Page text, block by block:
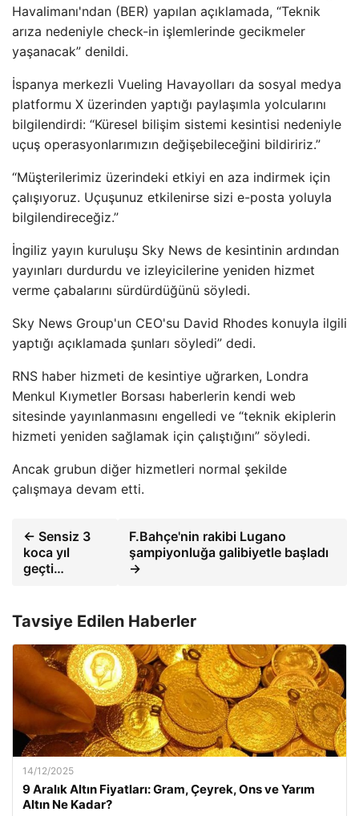
Havalimanı'ndan (BER) yapılan açıklamada, “Teknik
arıza nedeniyle check-in işlemlerinde gecikmeler
yaşanacak” denildi.
İspanya merkezli Vueling Havayolları da sosyal medya
platformu X üzerinden yaptığı paylaşımla yolcularını
bilgilendirdi: “Küresel bilişim sistemi kesintisi nedeniyle
uçuş operasyonlarımızın değişebileceğini bildiririz.”
“Müşterilerimiz üzerindeki etkiyi en aza indirmek için
çalışıyoruz. Uçuşunuz etkilenirse sizi e-posta yoluyla
bilgilendireceğiz.”
İngiliz yayın kuruluşu Sky News de kesintinin ardından
yayınları durdurdu ve izleyicilerine yeniden hizmet
verme çabalarını sürdürdüğünü söyledi.
Sky News Group'un CEO'su David Rhodes konuyla ilgili
yaptığı açıklamada şunları söyledi” dedi.
RNS haber hizmeti de kesintiye uğrarken, Londra
Menkul Kıymetler Borsası haberlerin kendi web
sitesinde yayınlanmasını engelledi ve “teknik ekiplerin
hizmeti yeniden sağlamak için çalıştığını” söyledi.
Ancak grubun diğer hizmetleri normal şekilde
çalışmaya devam etti.
← Sensiz 3
koca yıl
geçti…
F.Bahçe'nin rakibi Lugano
şampiyonluğa galibiyetle başladı
→
Tavsiye Edilen Haberler
14/12/2025
9 Aralık Altın Fiyatları: Gram, Çeyrek, Ons ve Yarım
Altın Ne Kadar?